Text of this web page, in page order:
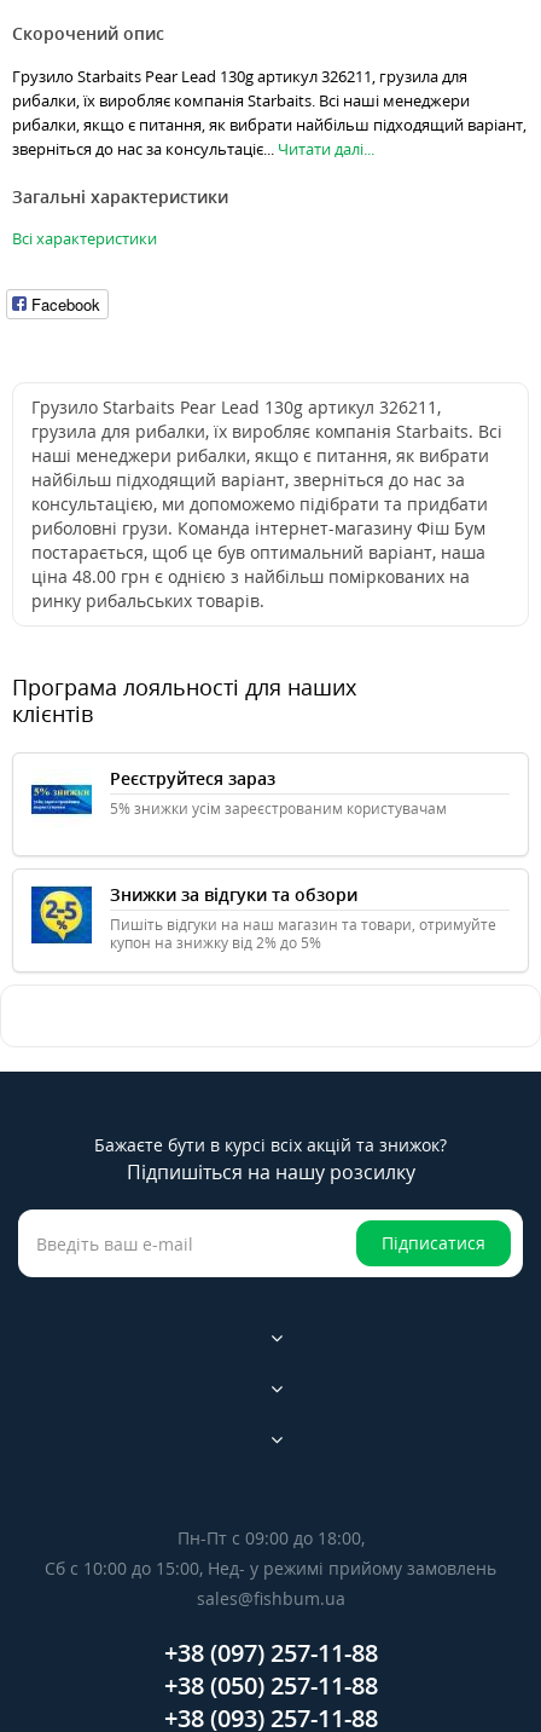
Скорочений опис
Грузило Starbaits Pear Lead 130g артикул 326211, грузила для
рибалки, їх виробляє компанія Starbaits. Всі наші менеджери
рибалки, якщо є питання, як вибрати найбільш підходящий варіант,
зверніться до нас за консультаціє... Читати далі...
Загальні характеристики
Всі характеристики
Facebook
Грузило Starbaits Pear Lead 130g артикул 326211,
грузила для рибалки, їх виробляє компанія Starbaits. Всі
наші менеджери рибалки, якщо є питання, як вибрати
найбільш підходящий варіант, зверніться до нас за
консультацією, ми допоможемо підібрати та придбати
риболовні грузи. Команда інтернет-магазину Фіш Бум
постарається, щоб це був оптимальний варіант, наша
ціна 48.00 грн є однією з найбільш поміркованих на
ринку рибальських товарів.
Програма лояльності для наших
клієнтів
Реєструйтеся зараз
5% знижки усім зареєстрованим користувачам
Знижки за відгуки та обзори
Пишіть відгуки на наш магазин та товари, отримуйте
купон на знижку від 2% до 5%
Бажаєте бути в курсі всіх акцій та знижок?
Підпишіться на нашу розсилку
Підписатися
Пн-Пт с 09:00 до 18:00,
Сб с 10:00 до 15:00, Нед- у режимі прийому замовлень
sales@fishbum.ua
+38 (097) 257-11-88
+38 (050) 257-11-88
+38 (093) 257-11-88